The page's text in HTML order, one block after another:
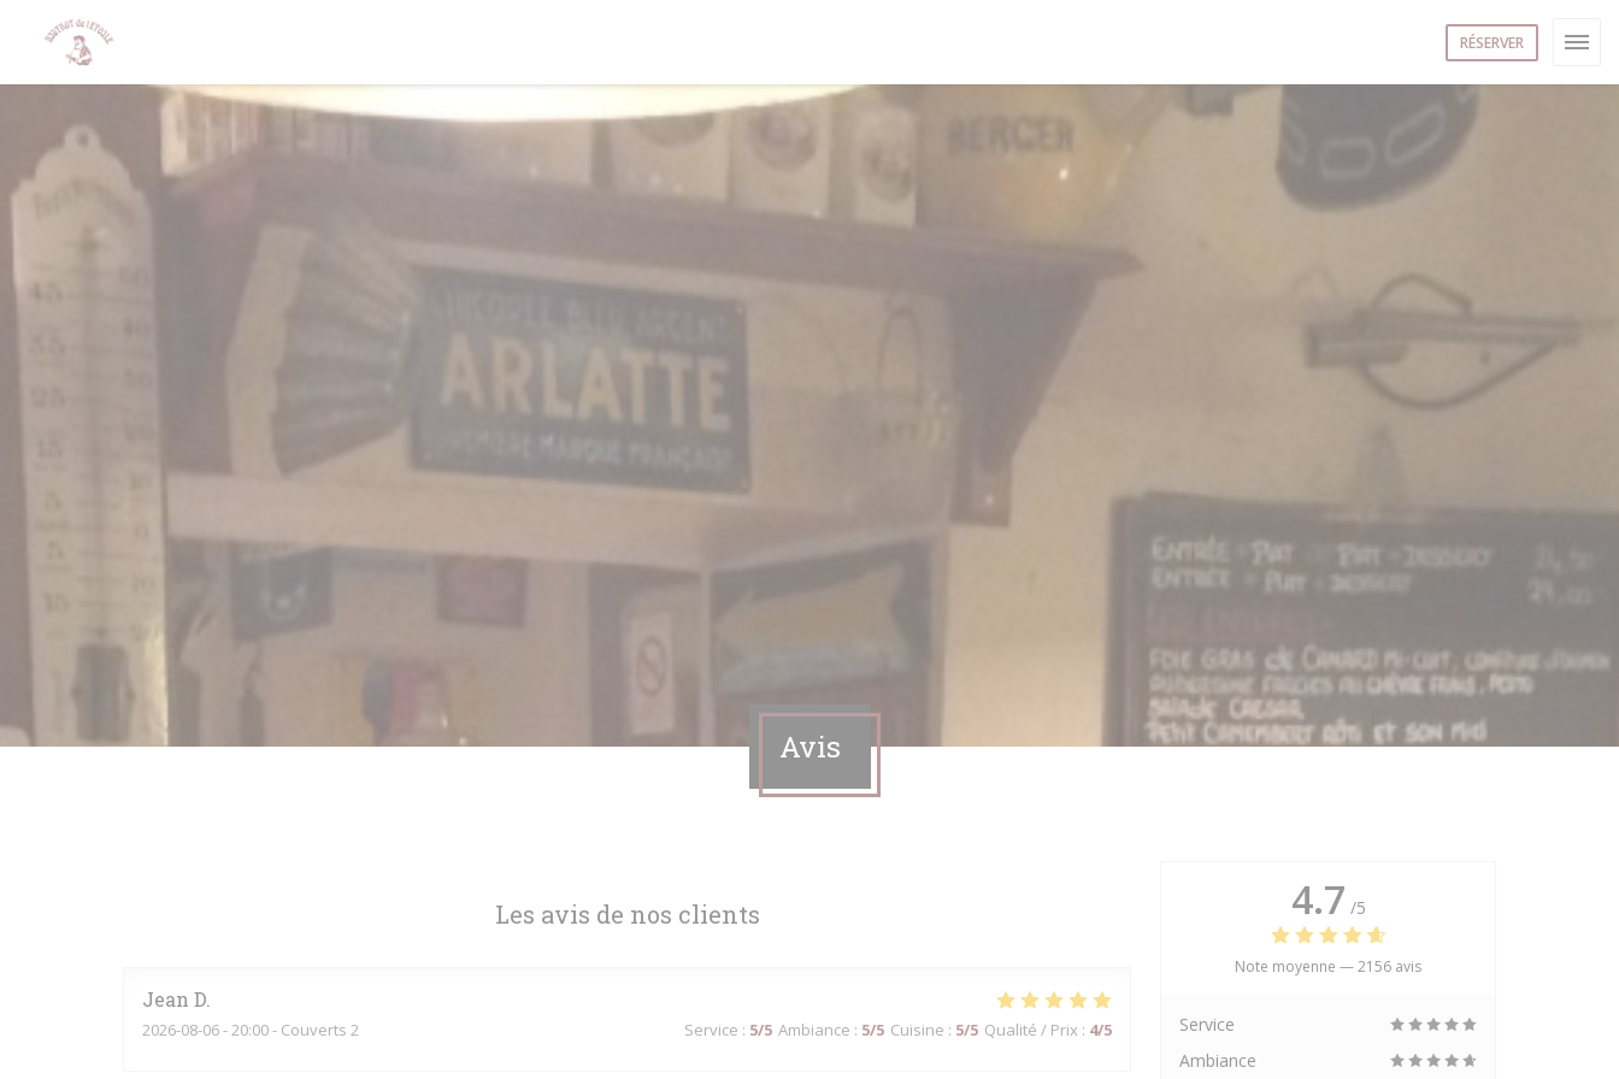
RÉSERVER
Avis
Les avis de nos clients
Jean D
2026-08-06- 20:00 - Couverts 2 Service : 5/5 Ambiance : 5/5 Cuisine : 5/5 Qualité / Prix : 4/5
4.7 /5
Note moyenne —2156 avis
Service
Ambiance